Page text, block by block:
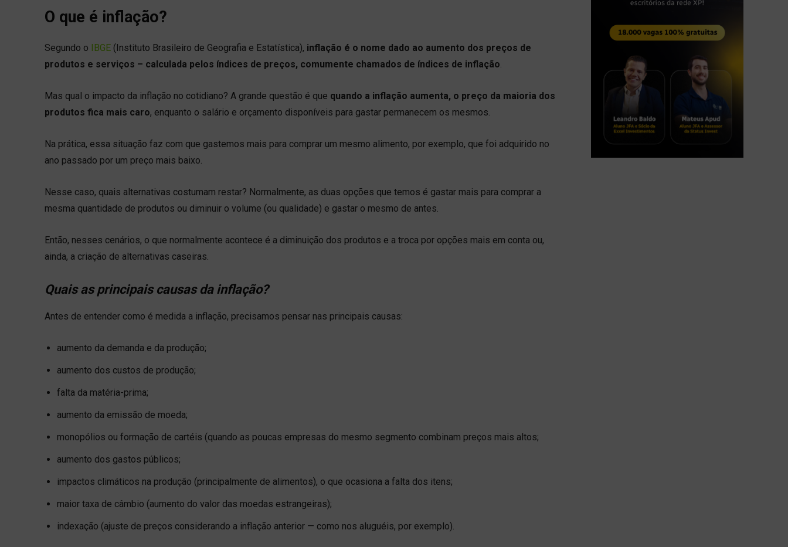
O que é inflação?
Segundo o IBGE (Instituto Brasileiro de Geografia e Estatística), inflação é o nome dado ao aumento dos preços de
produtos e serviços – calculada pelos índices de preços, comumente chamados de índices de inflação
Mas qual o impacto da inflação no cotidiano? A grande questão é que quando a inflação aumenta, o preço da maioria dos
produtos fica mais caro, enquanto o salário e orçamento disponíveis para gastar permanecem os mesmos.
Na prática, essa situação faz com que gastemos mais para comprar um mesmo alimento, por exemplo, que foi adquirido no
ano passado por um preço mais baixo.
Nesse caso, quais alternativas costumam restar? Normalmente, as duas opções que temos é gastar mais para comprar a
mesma quantidade de produtos ou diminuir o volume (ou qualidade) e gastar o mesmo de antes.
Então, nesses cenários, o que normalmente acontece é a diminuição dos produtos e a troca por opções mais em conta ou,
ainda, a criação de alternativas caseiras.
Quais as principais causas da inflação?
Antes de entender como é medida a inflação, precisamos pensar nas principais causas:
aumento da demanda e da produção;
aumento dos custos de produção;
falta da matéria-prima;
aumento da emissão de moeda;
monopólios ou formação de cartéis (quando as poucas empresas do mesmo segmento combinam preços mais altos;
aumento dos gastos públicos;
impactos climáticos na produção (principalmente de alimentos), o que ocasiona a falta dos itens;
maior taxa de câmbio (aumento do valor das moedas estrangeiras);
indexação (ajuste de preços considerando a inflação anterior — como nos aluguéis, por exemplo).